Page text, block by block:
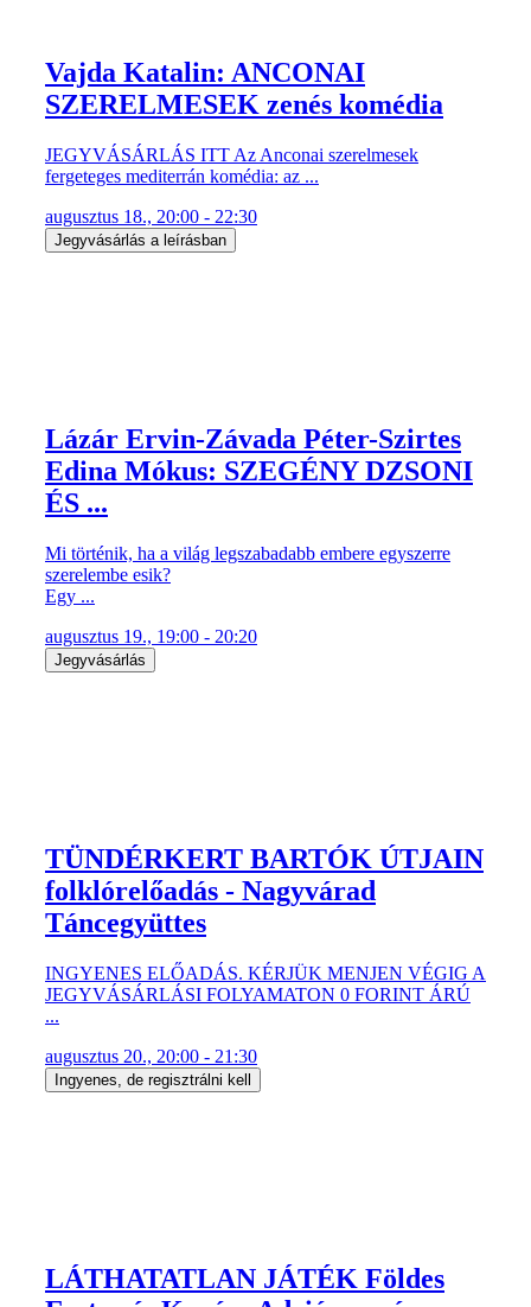
Vajda Katalin: ANCONAI
SZERELMESEK zenés komédia
JEGYVÁSÁRLÁS ITT Az Anconai szerelmesek
fergeteges mediterrán komédia: az ...
augusztus 18., 20:00 - 22:30
Jegyvásárlás a leírásban
Lázár Ervin-Závada Péter-Szirtes
Edina Mókus: SZEGÉNY DZSONI
ÉS ...
Mi történik, ha a világ legszabadabb embere egyszerre
szerelembe esik?
Egy ...
augusztus 19., 19:00 - 20:20
Jegyvásárlás
TÜNDÉRKERT BARTÓK ÚTJAIN
folklórelőadás - Nagyvárad
Táncegyüttes
INGYENES ELŐADÁS. KÉRJÜK MENJEN VÉGIG A
JEGYVÁSÁRLÁSI FOLYAMATON 0 FORINT ÁRÚ
...
augusztus 20., 20:00 - 21:30
Ingyenes, de regisztrálni kell
LÁTHATATLAN JÁTÉK Földes